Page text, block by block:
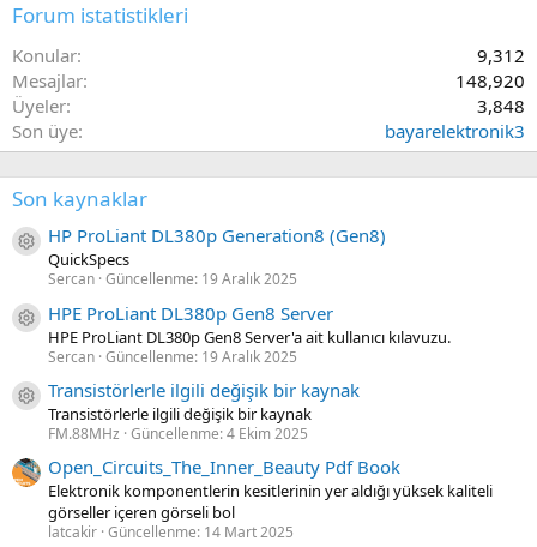
Forum istatistikleri
Konular
9,312
Mesajlar
148,920
Üyeler
3,848
Son üye
bayarelektronik3
Son kaynaklar
Kaynak ikon/amblem
HP ProLiant DL380p Generation8 (Gen8)
QuickSpecs
Sercan Güncellenme: 19 Aralık 2025
Kaynak ikon/amblem
HPE ProLiant DL380p Gen8 Server
HPE ProLiant DL380p Gen8 Server'a ait kullanıcı kılavuzu.
Sercan Güncellenme: 19 Aralık 2025
Kaynak ikon/amblem
Transistörlerle ilgili değişik bir kaynak
Transistörlerle ilgili değişik bir kaynak
FM.88MHz Güncellenme:4 Ekim 2025
Open_Circuits_The_Inner_Beauty Pdf Book
Elektronik komponentlerin kesitlerinin yer aldığı yüksek kaliteli
görseller içeren görseli bol
latcakir Güncellenme: 14 Mart 2025